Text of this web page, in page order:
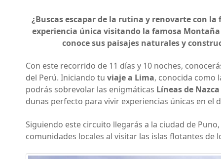
¿Buscas escapar de la rutina y renovarte con
experiencia única visitando la famosa
conoce sus paisajes naturales y
Con este recorrido de 11 días y 10 noches,
del Perú. Iniciando tu viaje a Lima, conocida como
podrás sobrevolar las enigmáticas Líneas de Nazca
dunas perfecto para vivir experiencias únicas en el
Siguiendo este circuito llegarás a la ciudad de
comunidades locales al visitar las islas flotantes de